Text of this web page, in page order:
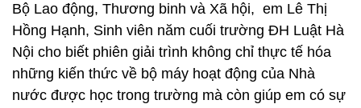
Bộ Lao động, Thương binh và Xã hội, em Lê Thị
Hồng Hạnh, Sinh viên năm cuối trường ĐH Luật Hà
Nội cho biết phiên giải trình không chỉ thực tế hóa
những kiến thức về bộ máy hoạt động của Nhà
nước được học trong trường mà còn giúp em có sự